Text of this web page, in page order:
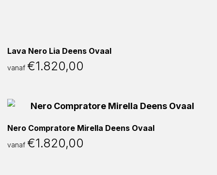
Lava Nero Lia Deens Ovaal
vanaf €1.820,00
Nero Compratore Mirella Deens Ovaal
vanaf €1.820,00